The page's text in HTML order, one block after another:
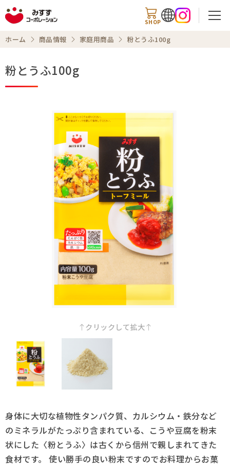
SHOP
お問い合わせ
ホーム 商品情報 家庭用商品 粉とうふ100g
粉とうふ100g
クリックして拡大
身体に大切な植物性タンパク質、カルシウム・鉄分など
のミネラルがたっぷり含まれている、こうや豆腐を粉末
状にした〈粉とうふ〉は古くから信州で親しまれてきた
食材です。 使い勝手の良い粉末ですのでお料理からお菓